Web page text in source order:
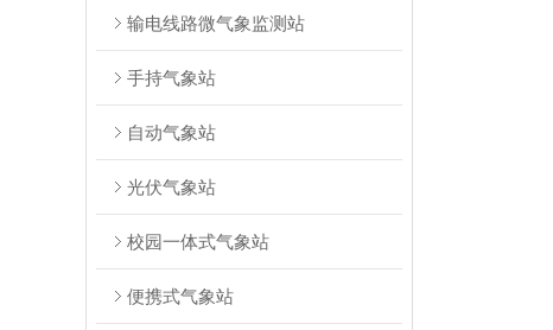
输电线路微气象监测站
手持气象站
自动气象站
光伏气象站
校园一体式气象站
便携式气象站